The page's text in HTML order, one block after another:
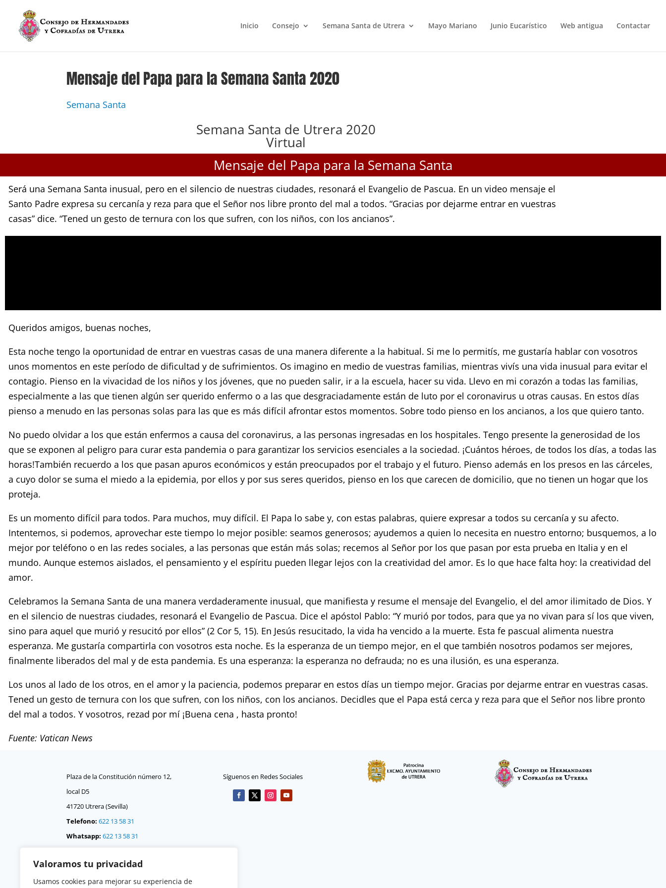
Valoramos tu privacidad
Usamos cookies para mejorar su experiencia de
Inicio Consejo Semana Santa de Utrera Mayo Mariano Junio Eucarístico Web antigua Contactar
Mensaje del Papa para la Semana Santa 2020
Semana Santa
Semana Santa de Utrera 2020
Virtual
Mensaje del Papa para la Semana Santa
Será una Semana Santa inusual, pero en el silencio de nuestras ciudades, resonará el Evangelio de Pascua. En un video mensaje el
Santo Padre expresa su cercanía y reza para que el Señor nos libre pronto del mal a todos. “Gracias por dejarme entrar en vuestras
casas” dice. “Tened un gesto de ternura con los que sufren, con los niños, con los ancianos”.
Queridos amigos, buenas noches,
Esta noche tengo la oportunidad de entrar en vuestras casas de una manera diferente a la habitual. Si me lo permitís, me gustaría hablar con vosotros
unos momentos en este período de dificultad y de sufrimientos. Os imagino en medio de vuestras familias, mientras vivís una vida inusual para evitar el
contagio. Pienso en la vivacidad de los niños y los jóvenes, que no pueden salir, ir a la escuela, hacer su vida. Llevo en mi corazón a todas las familias,
especialmente a las que tienen algún ser querido enfermo o a las que desgraciadamente están de luto por el coronavirus u otras causas. En estos días
pienso a menudo en las personas solas para las que es más difícil afrontar estos momentos. Sobre todo pienso en los ancianos, a los que quiero tanto.
No puedo olvidar a los que están enfermos a causa del coronavirus, a las personas ingresadas en los hospitales. Tengo presente la generosidad de los
que se exponen al peligro para curar esta pandemia o para garantizar los servicios esenciales a la sociedad. ¡Cuántos héroes, de todos los días, a todas las
horas!También recuerdo a los que pasan apuros económicos y están preocupados por el trabajo y el futuro. Pienso además en los presos en las cárceles,
a cuyo dolor se suma el miedo a la epidemia, por ellos y por sus seres queridos, pienso en los que carecen de domicilio, que no tienen un hogar que los
proteja.
Es un momento difícil para todos. Para muchos, muy difícil. El Papa lo sabe y, con estas palabras, quiere expresar a todos su cercanía y su afecto.
Intentemos, si podemos, aprovechar este tiempo lo mejor posible: seamos generosos; ayudemos a quien lo necesita en nuestro entorno; busquemos, a lo
mejor por teléfono o en las redes sociales, a las personas que están más solas; recemos al Señor por los que pasan por esta prueba en Italia y en el
mundo. Aunque estemos aislados, el pensamiento y el espíritu pueden llegar lejos con la creatividad del amor. Es lo que hace falta hoy: la creatividad del
amor.
Celebramos la Semana Santa de una manera verdaderamente inusual, que manifiesta y resume el mensaje del Evangelio, el del amor ilimitado de Dios. Y
en el silencio de nuestras ciudades, resonará el Evangelio de Pascua. Dice el apóstol Pablo: “Y murió por todos, para que ya no vivan para sí los que viven,
sino para aquel que murió y resucitó por ellos” (2 Cor 5, 15). En Jesús resucitado, la vida ha vencido a la muerte. Esta fe pascual alimenta nuestra
esperanza. Me gustaría compartirla con vosotros esta noche. Es la esperanza de un tiempo mejor, en el que también nosotros podamos ser mejores,
finalmente liberados del mal y de esta pandemia. Es una esperanza: la esperanza no defrauda; no es una ilusión, es una esperanza.
Los unos al lado de los otros, en el amor y la paciencia, podemos preparar en estos días un tiempo mejor. Gracias por dejarme entrar en vuestras casas.
Tened un gesto de ternura con los que sufren, con los niños, con los ancianos. Decidles que el Papa está cerca y reza para que el Señor nos libre pronto
del mal a todos. Y vosotros, rezad por mí ¡Buena cena , hasta pronto!
Fuente: Vatican News
Plaza de la Constitución número 12,
local D5
41720 Utrera (Sevilla)
Telefono: 622 13 58 31
Whatsapp: 622 13 58 31
consejodehermandadesdeutrera.org
Síguenos en Redes Sociales